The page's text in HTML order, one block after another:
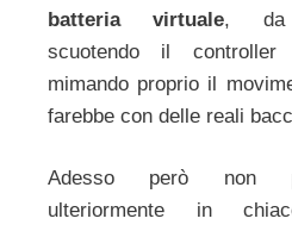
batteria virtuale, da
scuotendo il
mimando proprio il
farebbe con delle reali
Adesso però non
ulteriormente in